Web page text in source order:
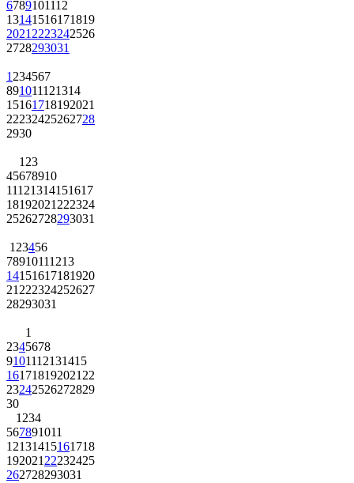
6789101112
13141516171819
2021 2223242526
2728293031
1 234567
891011121314
15161718192021
22232425262728
2930
1 23
45678910
11121314151617
18192021 222324
25262728293031
1 23456
78910111213
14151617181920
21 222324252627
28293031
1
2345678
9101112131415
161718192021 22
23242526272829
30
1 234
567891011
12131415161718
192021 22232425
262728293031